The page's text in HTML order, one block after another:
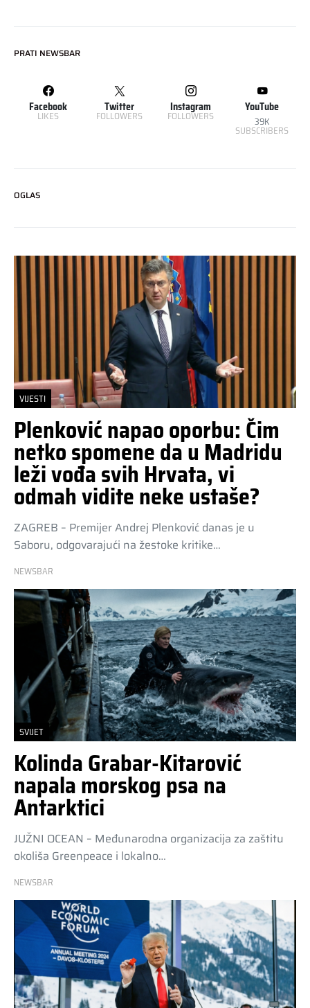
PRATI NEWSBAR
Facebook
LIKES
Twitter
FOLLOWERS
Instagram
FOLLOWERS
YouTube
39K
SUBSCRIBERS
OGLAS
VIJESTI
Plenković napao oporbu: Čim
netko spomene da u Madridu
leži vođa svih Hrvata, vi
odmah vidite neke ustaše?
ZAGREB – Premijer Andrej Plenković danas je u
Saboru, odgovarajući na žestoke kritike…
NEWSBAR
SVIJET
Kolinda Grabar-Kitarović
napala morskog psa na
Antarktici
JUŽNI OCEAN – Međunarodna organizacija za zaštitu
okoliša Greenpeace i lokalno…
NEWSBAR